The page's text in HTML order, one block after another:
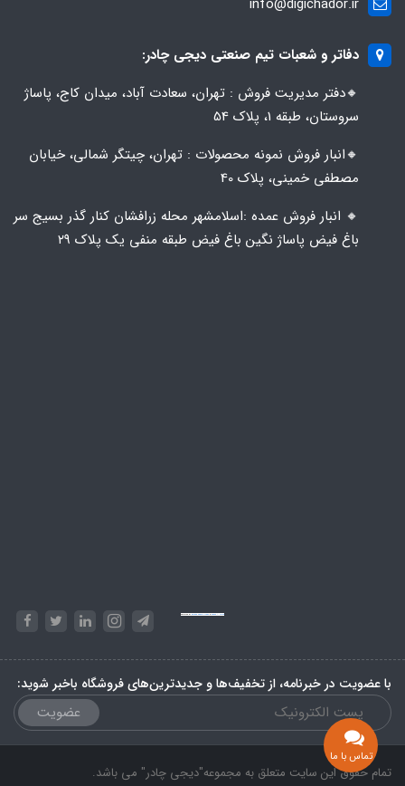
info@digichador.ir
دفاتر و شعبات تیم صنعتی دیجی چادر:
🔸️​​دفتر مدیریت فروش : تهران، سعادت آباد، میدان کاج، پاساژ
سروستان، طبقه 1، پلاک 54
🔸️​​انبار فروش نمونه محصولات : تهران، چیتگر شمالی، خیابان
مصطفی خمینی، پلاک 40
🔸️ انبار فروش عمده :اسلامشهر محله زرافشان کنار گذر بسیج سر
باغ فیض پاساژ نگین باغ فیض طبقه منفی یک پلاک ۲۹
Powered by Embed Google Maps & Phase 10 rules
با عضویت در خبرنامه، از تخفیف‌ها و جدیدترین‌های فروشگاه باخبر شوید:
عضویت
تمام حقوق این سایت متعلق به مجموعه"دیجی چادر" می باشد.
تماس با ما